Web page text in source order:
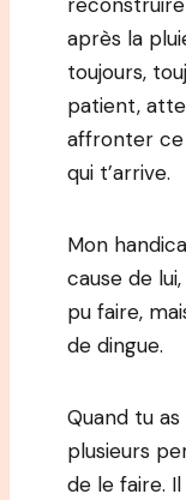
après la
toujours,
patient,
affronter ce
qui t’arrive.
Mon
cause de
pu faire,
de dingue.
Quand tu
plusieurs
de le faire.